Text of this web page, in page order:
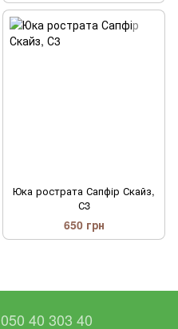
Юка рострата Сапфір Скайз,
С3
650 грн
050 40 303 40